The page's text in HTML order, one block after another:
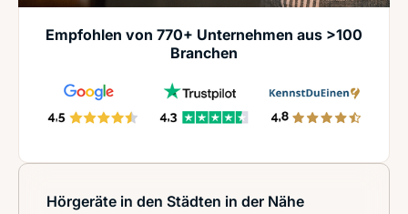
Empfohlen von 770+ Unternehmen aus >100
Branchen
Hörgeräte in den Städten in der Nähe